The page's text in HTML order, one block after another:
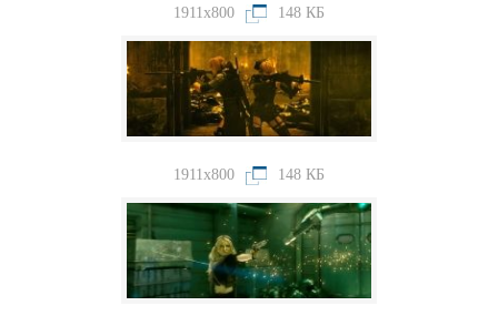
1911x800 148 КБ
1911x800 148 КБ